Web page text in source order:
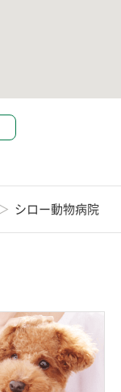
シロー動物病院